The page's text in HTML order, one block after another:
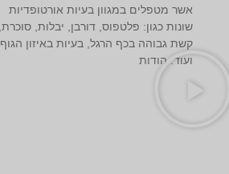
אשר מטפלים במגוון בעיות אורטופדיות
שונות כגון: פלטפוס, דורבן, יבלות, סוכרת,
קשת גבוהה בכף הרגל, בעיות באיזון הגוף
ועוד. הודות